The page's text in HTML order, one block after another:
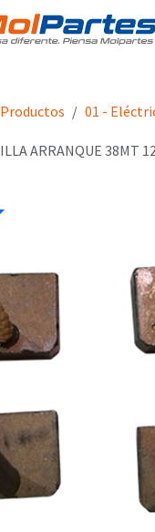
01 -
ARRANQUE 38MT